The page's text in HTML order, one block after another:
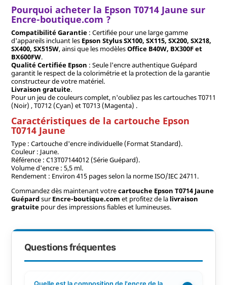
Pourquoi acheter la Epson T0714 Jaune sur
Encre-boutique.com ?
Compatibilité Garantie: Certifiée pour une large gamme
d'appareils incluant les Epson Stylus SX100, SX115, SX200, SX218,
SX400, SX515W, ainsi que les modèlesOffice B40W, BX300F et
BX600FW.
Qualité Certifiée Epson : Seule l'encre authentique Guépard
garantit le respect de la colorimétrie et la protection de la garantie
constructeur de votre matériel.
Livraison gratuite.
Pour un jeu de couleurs complet, n'oubliez pas les cartouches T0711
(Noir) , T0712 (Cyan) et T0713 (Magenta) .
Caractéristiques de la cartouche Epson
T0714 Jaune
Type : Cartouche d'encre individuelle (Format Standard).
Couleur : Jaune.
Référence : C13T07144012 (Série Guépard).
Volume d'encre : 5,5 ml.
Rendement : Environ 415 pages selon la norme ISO/IEC 24711.
Commandez dès maintenant votrecartouche Epson T0714 Jaune
GuépardsurEncre-boutique.com et profitez de la livraison
gratuitepour des impressions fiables et lumineuses.
Questions fréquentes